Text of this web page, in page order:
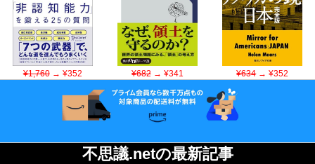
¥1,760→ ¥352 ¥682→ ¥341 ¥634→ ¥352
不思議.netの最新記事